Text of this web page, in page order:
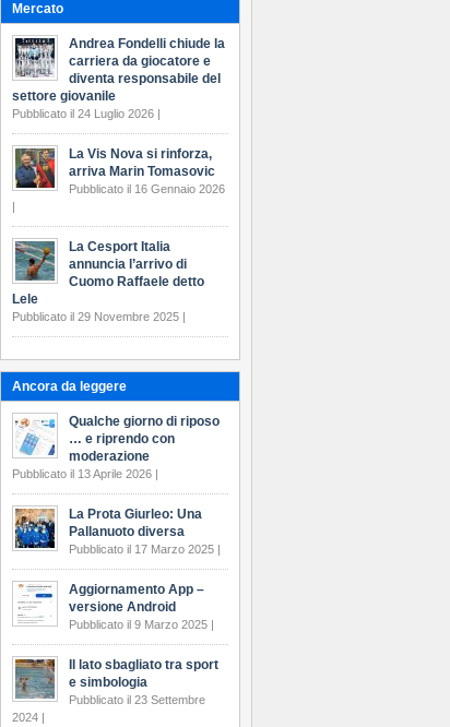
Mercato
Andrea Fondelli chiude la
carriera da giocatore e
diventa responsabile del
settore giovanile
Pubblicato il 24 Luglio 2026 |
La Vis Nova si rinforza,
arriva Marin Tomasovic
Pubblicato il 16 Gennaio 2026
|
La Cesport Italia
annuncia l’arrivo di
Cuomo Raffaele detto
Lele
Pubblicato il 29 Novembre 2025 |
Ancora da leggere
Qualche giorno di riposo
… e riprendo con
moderazione
Pubblicato il 13 Aprile 2026 |
La Prota Giurleo: Una
Pallanuoto diversa
Pubblicato il 17 Marzo 2025 |
Aggiornamento App –
versione Android
Pubblicato il 9 Marzo 2025 |
Il lato sbagliato tra sport
e simbologia
Pubblicato il 23 Settembre
2024 |